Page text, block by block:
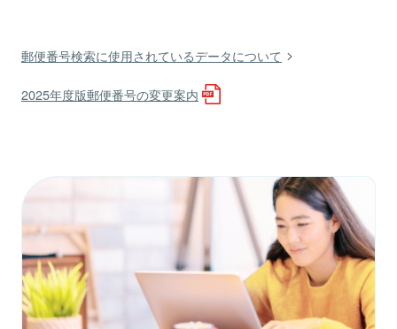
郵便番号検索に使用されているデータについて
2025年度版郵便番号の変更案内